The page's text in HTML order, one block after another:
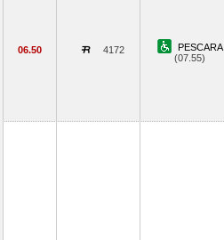
06.50 4172
PESCARA
(07.55)